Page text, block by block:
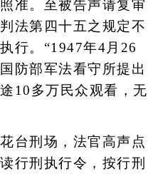
准。至被告声请复审
法第四十五之规定不
行。“1947年4月26
防部军法看守所提出
10多万民众观看，无
刑场，法官高声点
行刑执行令，按行刑